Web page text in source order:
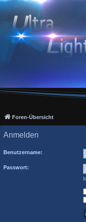
Foren-Übersicht
Anmelden
Benutzername:
Passwort: